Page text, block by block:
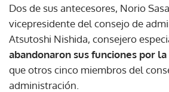
Dos de sus antecesores, Norio
vicepresidente del consejo de
Atsutoshi Nishida, consejero
abandonaron sus funciones por
que otros cinco miembros del
administración.